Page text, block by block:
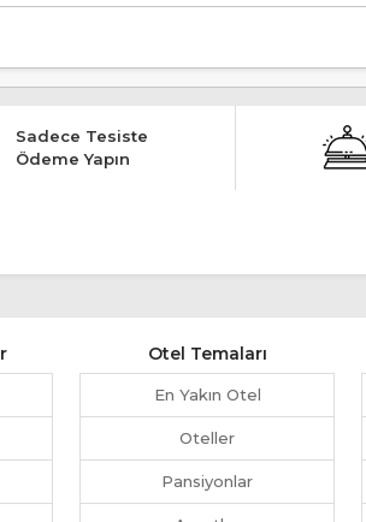
Sadece Tesiste
Ödeme Yapın
Otel Temaları
En Yakın Otel
Oteller
Pansiyonlar